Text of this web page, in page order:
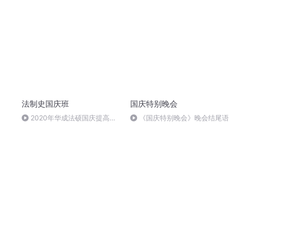
法制史国庆班
2020年华成法硕国庆提高班
国庆特别晚会
《国庆特别晚会》晚会结尾语